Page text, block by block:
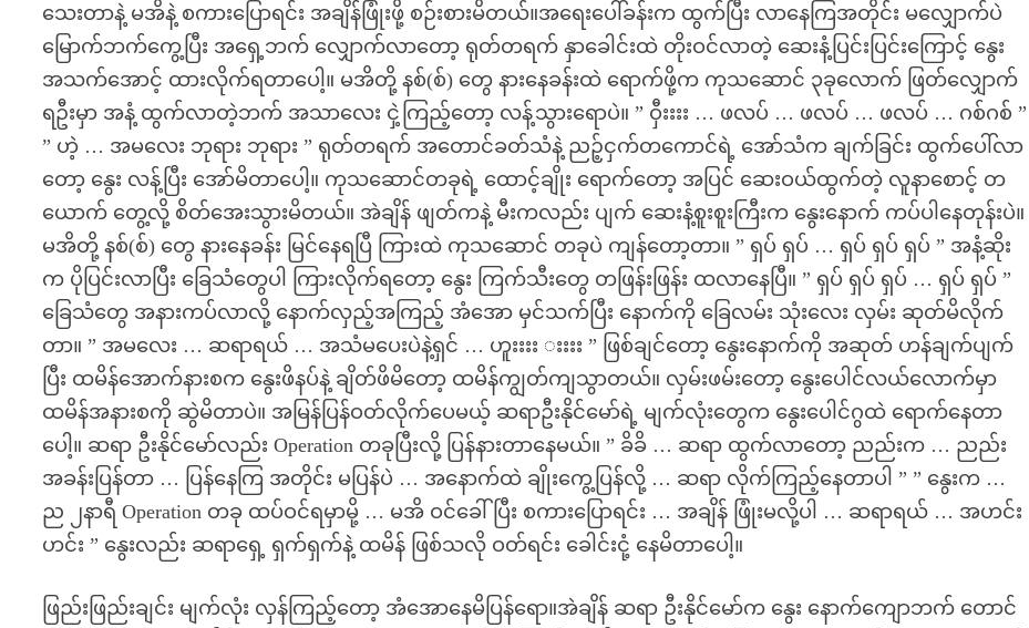
သေးတာနဲ့ မအိနဲ့ စကားပြောရင်း အချိန်ဖြုံးဖို့ စဉ်းစားမိတယ်။အရေးပေါ်ခန်းက ထွက်ပြီး လာနေကြအတိုင်း မလျှောက်ပဲ
မြောက်ဘက်ကွေ့ပြီး အရှေ့ဘက် လျှောက်လာတော့ ရုတ်တရက် နှာခေါင်းထဲ တိုးဝင်လာတဲ့ ဆေးနံ့ပြင်းပြင်းကြောင့် နွေး
အသက်အောင့် ထားလိုက်ရတာပေါ့။ မအိတို့ နစ်(စ်) တွေ နားနေခန်းထဲ ရောက်ဖို့က ကုသဆောင် ၃ခုလောက် ဖြတ်လျှောက်
ရဦးမှာ အနံ့ ထွက်လာတဲ့ဘက် အသာလေး ငှဲ့ကြည့်တော့ လန့်သွားရောပဲ။ ” ဝှီးးးး … ဖလပ် … ဖလပ် … ဖလပ် … ဂစ်ဂစ် ”
” ဟဲ့ … အမလေး ဘုရား ဘုရား ” ရုတ်တရက် အတောင်ခတ်သံနဲ့ ညဉ့်ငှက်တကောင်ရဲ့ အော်သံက ချက်ခြင်း ထွက်ပေါ်လာ
တော့ နွေး လန့်ပြီး အော်မိတာပေါ့။ ကုသဆောင်တခုရဲ့ ထောင့်ချိုး ရောက်တော့ အပြင် ဆေးဝယ်ထွက်တဲ့ လူနာစောင့် တ
ယောက် တွေ့လို့ စိတ်အေးသွားမိတယ်။ အဲချိန် ဖျတ်ကနဲ့ မီးကလည်း ပျက် ဆေးနံ့စူးစူးကြီးက နွေးနောက် ကပ်ပါနေတုန်းပဲ။
မအိတို့ နစ်(စ်) တွေ နားနေခန်း မြင်နေရပြီ ကြားထဲ ကုသဆောင် တခုပဲ ကျန်တော့တာ။ ” ရှပ် ရှပ် … ရှပ် ရှပ် ရှပ် ” အနံ့ဆိုး
က ပိုပြင်းလာပြီး ခြေသံတွေပါ ကြားလိုက်ရတော့ နွေး ကြက်သီးတွေ တဖြန်းဖြန်း ထလာနေပြီ။ ” ရှပ် ရှပ် ရှပ် … ရှပ် ရှပ် ”
ခြေသံတွေ အနားကပ်လာလို့ နောက်လှည့်အကြည့် အံအော မှင်သက်ပြီး နောက်ကို ခြေလမ်း သုံးလေး လှမ်း ဆုတ်မိလိုက်
တာ။ ” အမလေး … ဆရာရယ် … အသံမပေးပဲနဲ့ရှင် … ဟူးးးး းးးး ” ဖြစ်ချင်တော့ နွေးနောက်ကို အဆုတ် ဟန်ချက်ပျက်
ပြီး ထမိန်အောက်နားစက နွေးဖိနပ်နဲ့ ချိတ်ဖိမိတော့ ထမိန်ကျွတ်ကျသွာတယ်။ လှမ်းဖမ်းတော့ နွေးပေါင်လယ်လောက်မှာ
ထမိန်အနားစကို ဆွဲမိတာပဲ။ အမြန်ပြန်ဝတ်လိုက်ပေမယ့် ဆရာဦးနိုင်မော်ရဲ့ မျက်လုံးတွေက နွေးပေါင်ဂွထဲ ရောက်နေတာ
ပေါ့။ ဆရာ ဦးနိုင်မော်လည်း Operation တခုပြီးလို့ ပြန်နားတာနေမယ်။ ” ခိခိ … ဆရာ ထွက်လာတော့ ညည်းက … ညည်း
အခန်းပြန်တာ … ပြန်နေကြ အတိုင်း မပြန်ပဲ … အနောက်ထဲ ချိုးကွေ့ပြန်လို့ … ဆရာ လိုက်ကြည့်နေတာပါ ” ” နွေးက …
ည ၂နာရီ Operation တခု ထပ်ဝင်ရမှာမို့ … မအိ ဝင်ခေါ်ပြီး စကားပြောရင်း … အချိန် ဖြုံးမလို့ပါ … ဆရာရယ် … အဟင်း
ဟင်း ” နွေးလည်း ဆရာရှေ့ ရှက်ရှက်နဲ့ ထမိန် ဖြစ်သလို ဝတ်ရင်း ခေါင်းငုံ့ နေမိတာပေါ့။
ဖြည်းဖြည်းချင်း မျက်လုံး လှန်ကြည့်တော့ အံအောနေမိပြန်ရော။အဲချိန် ဆရာ ဦးနိုင်မော်က နွေး နောက်ကျောဘက် တောင်